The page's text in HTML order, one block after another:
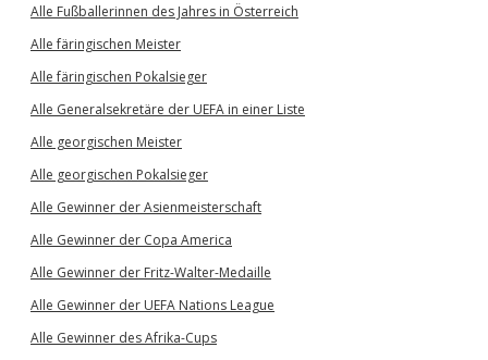
Alle Fußballerinnen des Jahres in Österreich
Alle färingischen Meister
Alle färingischen Pokalsieger
Alle Generalsekretäre der UEFA in einer Liste
Alle georgischen Meister
Alle georgischen Pokalsieger
Alle Gewinner der Asienmeisterschaft
Alle Gewinner der Copa America
Alle Gewinner der Fritz-Walter-Medaille
Alle Gewinner der UEFA Nations League
Alle Gewinner des Afrika-Cups